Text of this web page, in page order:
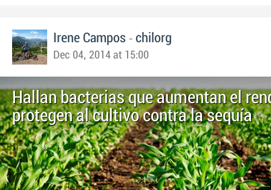
Irene Campos - chilorg
Dec 04, 2014 at 15:00
Hallan bacterias que aumentan el
protegen al cultivo contra la sequía